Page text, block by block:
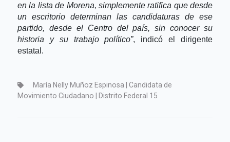
en la lista de Morena, simplemente ratifica que desde
un escritorio determinan las candidaturas de ese
partido, desde el Centro del país, sin conocer su
historia y su trabajo político”, indicó el dirigente
estatal.
María Nelly Muñoz Espinosa | Candidata de
Movimiento Ciudadano | Distrito Federal 15